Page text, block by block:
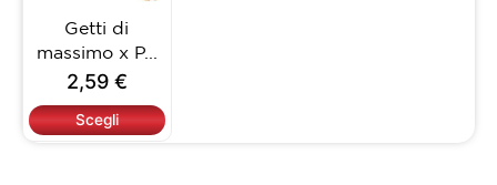
Getti di
massimo x P...
2,59 €
Scegli
opzioni
possono
scelte
nella
pagina